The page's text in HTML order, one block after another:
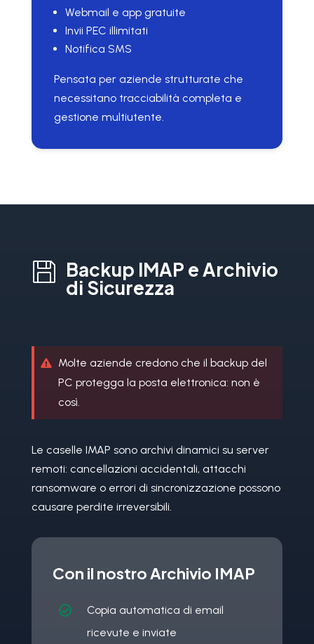
Webmail e app gratuite
Invii PEC illimitati
Notifica SMS
Pensata per aziende strutturate che
necessitano tracciabilità completa e
gestione multiutente.
 Backup IMAP e Archivio
di Sicurezza

Molte aziende credono che il backup del
PC protegga la posta elettronica: non è
così.
Le caselle IMAP sono archivi dinamici su server
remoti: cancellazioni accidentali, attacchi
ransomware o errori di sincronizzazione possono
causare perdite irreversibili.
Con il nostro Archivio IMAP

Copia automatica di email
ricevute e inviate